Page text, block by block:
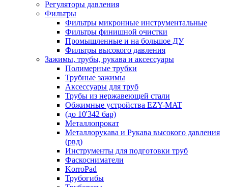
Регуляторы давления
Фильтры
Фильтры микронные инструментальные
Фильтры финишной очистки
Промышленные и на большое ДУ
Фильтры высокого давления
Зажимы, трубы, рукава и аксессуары
Полимерные трубки
Трубные зажимы
Аксессуары для труб
Трубы из нержавеющей стали
Обжимные устройства EZY-MAT
(до 10'342 бар)
Металлопрокат
Металлорукава и Рукава высокого давления
(рвд)
Инструменты для подготовки труб
Фаскосниматели
KorroPad
Трубогибы